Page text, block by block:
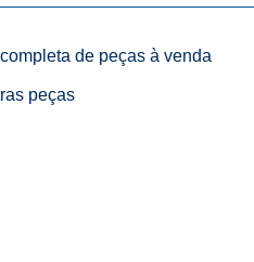
de peças à venda
peças